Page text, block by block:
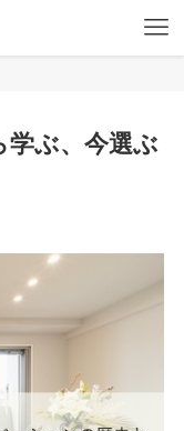
学ぶ、今選ぶ